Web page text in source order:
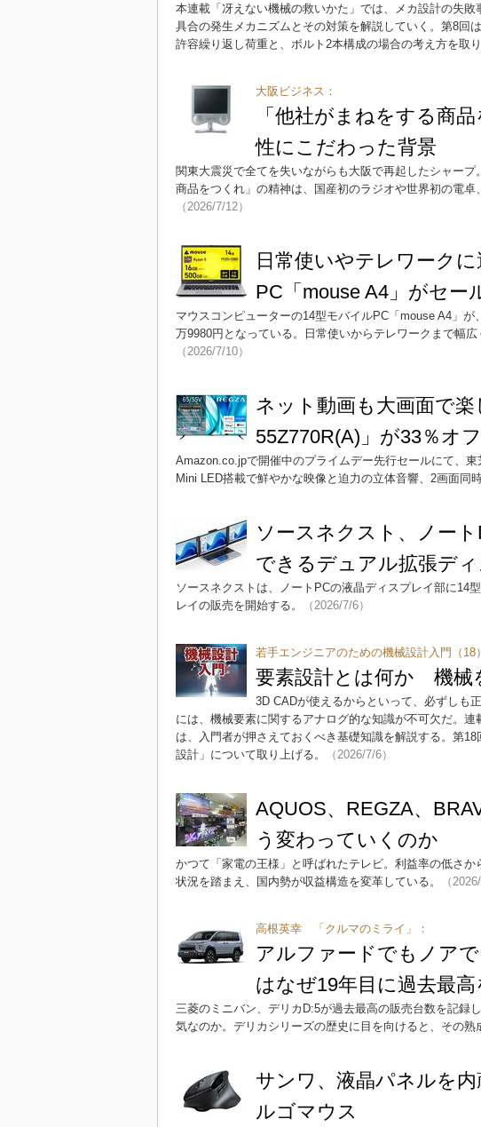
本連載「冴えない機械の救いかた」では、メカ設計の失
具合の発生メカニズムとその対策を解説していく。第8回
許容繰り返し荷重と、ボルト2本構成の場合の考え方を取り
大阪ビジネス：
「他社がまねをする商
性にこだわった背景
関東大震災で全てを失いながらも大阪で再起したシャー
商品をつくれ」の精神は、国産初のラジオや世界初の電卓
（2026/7/12）
日常使いやテレワーク
PC「mouse A4」がセー
マウスコンピューターの14型モバイルPC「mouse A4」
万9980円となっている。日常使いからテレワークまで幅
（2026/7/10）
ネット動画も大画面で
55Z770R(A)」が33％オ
Amazon.co.jpで開催中のプライムデー先行セールにて、東
Mini LED搭載で鮮やかな映像と迫力の立体音響、2画面同
ソースネクスト、ノー
できるデュアル拡張デ
ソースネクストは、ノートPCの液晶ディスプレイ部に14
レイの販売を開始する。
（2026/7/6）
若手エンジニアのための機械設計入門（18
要素設計とは何か 機械
3D CADが使えるからといって、必ずしも
には、機械要素に関するアナログ的な知識が不可欠だ。
は、入門者が押さえておくべき基礎知識を解説する。第
設計」について取り上げる。
（2026/7/6）
AQUOS、REGZA、
う変わっていくのか
かつて「家電の王様」と呼ばれたテレビ。利益率の低さ
状況を踏まえ、国内勢が収益構造を変革している。
（
高根英幸 「クルマのミライ」：
アルファードでもノア
はなぜ19年目に過去最
三菱のミニバン、デリカD:5が過去最高の販売台数を記録
気なのか。デリカシリーズの歴史に目を向けると、その熟
サンワ、液晶パネルを
ルゴマウス